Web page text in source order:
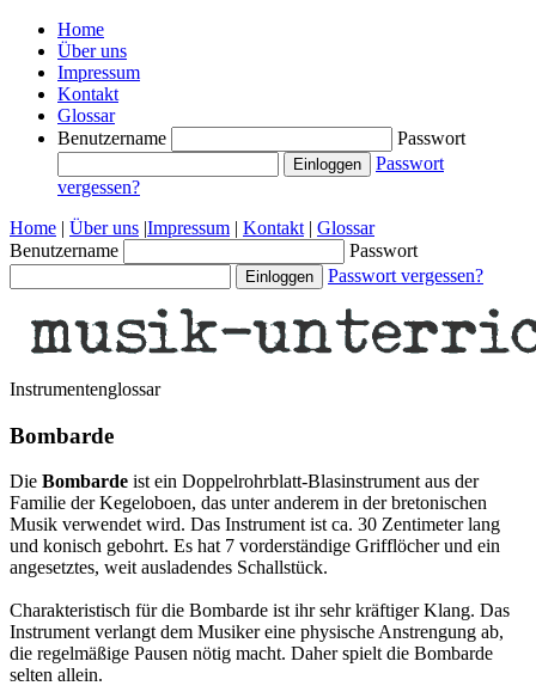
Home
Über uns
Impressum
Kontakt
Glossar
Benutzername
Passwort
Passwort
vergessen?
Home | Über uns |Impressum | Kontakt | Glossar
Benutzername
Passwort
Passwort vergessen?
Instrumentenglossar
Bombarde
Die Bombarde ist ein Doppelrohrblatt-Blasinstrument aus der
Familie der Kegeloboen, das unter anderem in der bretonischen
Musik verwendet wird. Das Instrument ist ca. 30 Zentimeter lang
und konisch gebohrt. Es hat 7 vorderständige Grifflöcher und ein
angesetztes, weit ausladendes Schallstück.
Charakteristisch für die Bombarde ist ihr sehr kräftiger Klang. Das
Instrument verlangt dem Musiker eine physische Anstrengung ab,
die regelmäßige Pausen nötig macht. Daher spielt die Bombarde
selten allein.